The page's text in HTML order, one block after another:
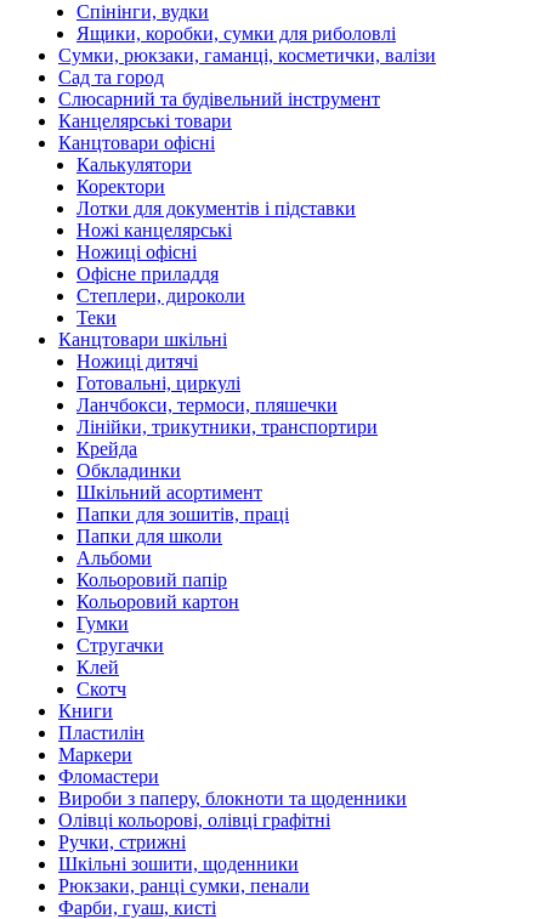
Спінінги, вудки
Ящики, коробки, сумки для риболовлі
Сумки, рюкзаки, гаманці, косметички, валізи
Сад та город
Слюсарний та будівельний інструмент
Канцелярські товари
Канцтовари офісні
Калькулятори
Коректори
Лотки для документів і підставки
Ножі канцелярські
Ножиці офісні
Офісне приладдя
Степлери, дироколи
Теки
Канцтовари шкільні
Ножиці дитячі
Готовальні, циркулі
Ланчбокси, термоси, пляшечки
Лінійки, трикутники, транспортири
Крейда
Обкладинки
Шкільний асортимент
Папки для зошитів, праці
Папки для школи
Альбоми
Кольоровий папір
Кольоровий картон
Гумки
Стругачки
Клей
Скотч
Книги
Пластилін
Маркери
Фломастери
Вироби з паперу, блокноти та щоденники
Олівці кольорові, олівці графітні
Ручки, стрижні
Шкільні зошити, щоденники
Рюкзаки, ранці сумки, пенали
Фарби, гуаш, кисті